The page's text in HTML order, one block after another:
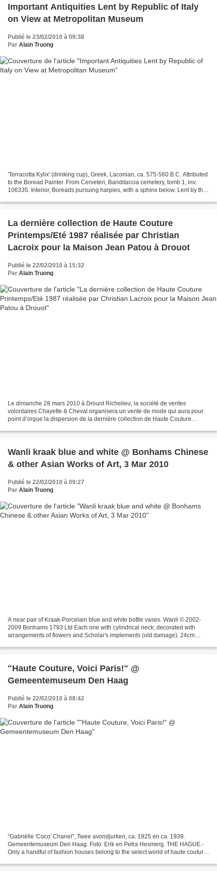
Important Antiquities Lent by Republic of Italy
on View at Metropolitan Museum
Publié le 23/02/2010 à 09:38
Par Alain Truong
'Terracotta Kylix' (drinking cup), Greek, Laconian, ca. 575-560 B.C. Attributed
to the Boread Painter. From Cerveteri, Banditaccia cemetery, tomb 1, inv.
106335. Interior, Boreads pursuing harpies, with a sphinx below. Lent by the
La dernière collection de Haute Couture
Printemps/Eté 1987 réalisée par Christian
Lacroix pour la Maison Jean Patou à Drouot
Publié le 22/02/2010 à 15:32
Par Alain Truong
Le dimanche 28 mars 2010 à Drouot Richelieu, la société de ventes
volontaires Chayette & Cheval organisera un vente de mode qui aura pour
point d’orgue la dispersion de la dernière collection de Haute Couture
Wanli kraak blue and white @ Bonhams Chinese
& other Asian Works of Art, 3 Mar 2010
Publié le 22/02/2010 à 09:27
Par Alain Truong
A near pair of Kraak-Porcelain blue and white bottle vases. Wanli © 2002-
2009 Bonhams 1793 Ltd Each one with cylindrical neck; decorated with
arrangements of flowers and Scholar's implements (old damage). 24cm
"Haute Couture, Voici Paris!" @
Gemeentemuseum Den Haag
Publié le 22/02/2010 à 08:42
Par Alain Truong
"Gabriëlle 'Coco' Chanel", Twee avondjurken, ca. 1925 en ca. 1939.
Gemeentemuseum Den Haag. Foto: Erik en Petra Hesmerg. THE HAGUE.-
Only a handful of fashion houses belong to the select world of haute couture.